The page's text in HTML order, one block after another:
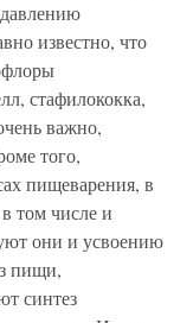
известно, что
стафилококка,
важно,
того,
пищеварения, в
том числе и
они и усвоению
пищи,
синтез